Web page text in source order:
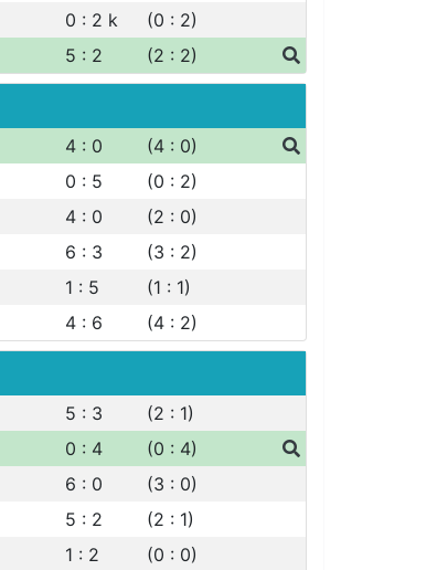
0 : 2 k
(0 : 2)
5 : 2 (2 : 2)
4 : 0
(4 : 0)
0 : 5
(0 : 2)
4 : 0
(2 : 0)
6 : 3
(3 : 2)
1 : 5
(1 : 1)
4 : 6 (4 : 2)
5 : 3
(2 : 1)
0 : 4
(0 : 4)
6 : 0
(3 : 0)
5 : 2
(2 : 1)
1 : 2
(0 : 0)